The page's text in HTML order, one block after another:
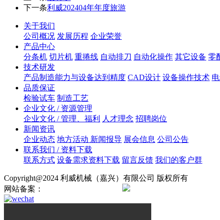
下一条利威202404年年度旅游
关于我们
公司概况 发展历程 企业荣誉
产品中心
分条机 切片机 重捲线 自动排刀 自动化操作 其它设备 零
技术研发
产品制造能力与设备达到精度 CAD设计 设备操作技术
品质保证
检验试车 制造工艺
企业文化 / 资源管理
企业文化 / 管理、福利
人才理念 招聘岗位
新闻资讯
企业动态 地方活动 新闻报导 展会信息 公司公告
联系我们 / 资料下载
联系方式 设备需求资料下载 留言反馈 我们的客户群
Copyright@2024 利威机械（嘉兴）有限公司 版权所有
网站备案：